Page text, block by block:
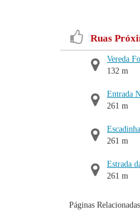
Ruas
Vereda
132 m
Entrada
261 m
261 m
Estrada
261 m
Páginas